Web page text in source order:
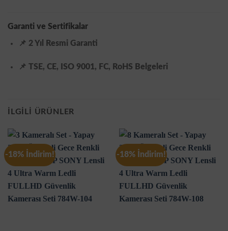
Garanti ve Sertifikalar
📌 2 Yıl Resmi Garanti
📌 TSE, CE, ISO 9001, FC, RoHS Belgeleri
İLGILI ÜRÜNLER
-18% İndirim! -18% İndirim!